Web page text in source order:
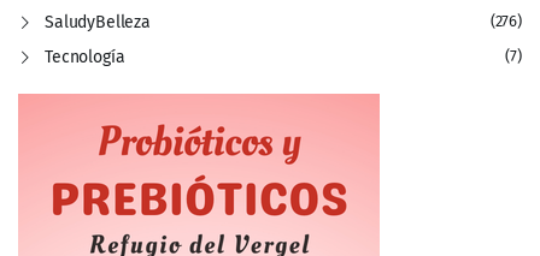
SaludyBelleza (276)
Tecnología (7)